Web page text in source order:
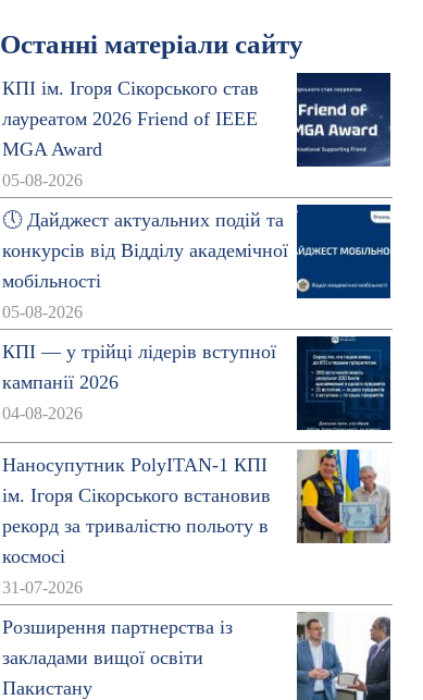
Останні матеріали сайту
КПІ ім. Ігоря Сікорського став
лауреатом 2026 Friend of IEEE
MGA Award
05-08-2026
🕔 Дайджест актуальних подій та
конкурсів від Відділу академічної
мобільності
05-08-2026
КПІ — у трійці лідерів вступної
кампанії 2026
04-08-2026
Наносупутник PolyITAN-1 КПІ
ім. Ігоря Сікорського встановив
рекорд за тривалістю польоту в
космосі
31-07-2026
Розширення партнерства із
закладами вищої освіти
Пакистану